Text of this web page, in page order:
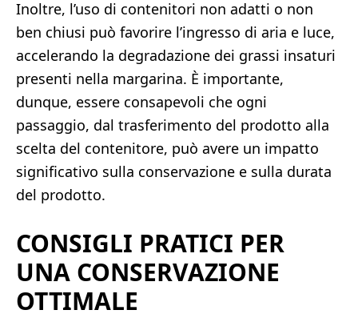
Inoltre, l’uso di contenitori non adatti o non
ben chiusi può favorire l’ingresso di aria e luce,
accelerando la degradazione dei grassi insaturi
presenti nella margarina. È importante,
dunque, essere consapevoli che ogni
passaggio, dal trasferimento del prodotto alla
scelta del contenitore, può avere un impatto
significativo sulla conservazione e sulla durata
del prodotto.
CONSIGLI PRATICI PER
UNA CONSERVAZIONE
OTTIMALE